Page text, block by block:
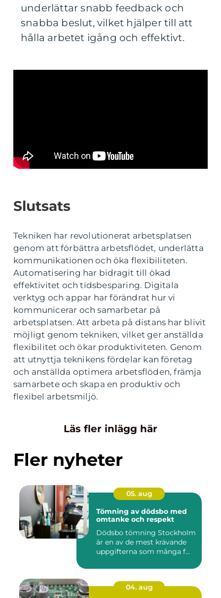
underlättar snabb feedback och
snabba beslut, vilket hjälper till att
hålla arbetet igång och effektivt.
Slutsats
Tekniken har revolutionerat arbetsplatsen
genom att förbättra arbetsflödet, underlätta
kommunikationen och öka flexibiliteten.
Automatisering har bidragit till ökad
effektivitet och tidsbesparing. Digitala
verktyg och appar har förändrat hur vi
kommunicerar och samarbetar på
arbetsplatsen. Att arbeta på distans har blivit
möjligt genom tekniken, vilket ger anställda
flexibilitet och ökar produktiviteten. Genom
att utnyttja teknikens fördelar kan företag
och anställda optimera arbetsflöden, främja
samarbete och skapa en produktiv och
flexibel arbetsmiljö.
Läs fler inlägg här
Fler nyheter
05. aug
Tömning av dödsbo med
omtanke och respekt
Dödsbo tömning Stockholm
är en av de mest krävande
uppgifterna som många f...
04. aug